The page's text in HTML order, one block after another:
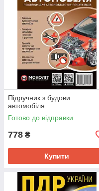
Підручник з будови
автомобіля
Готово до відправки
778 ₴
Купити